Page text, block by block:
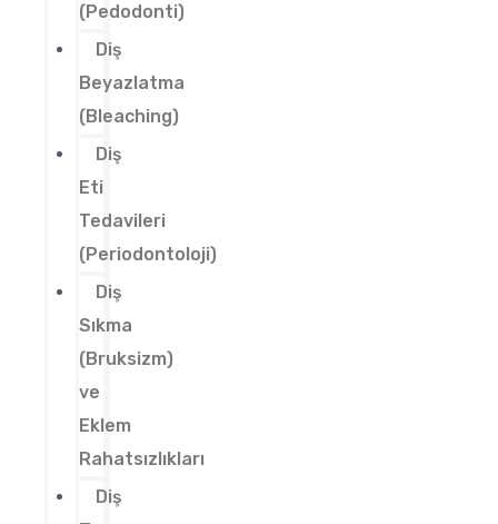
(Pedodonti)
Diş
Beyazlatma
(Bleaching)
Diş
Eti
Tedavileri
(Periodontoloji)
Diş
Sıkma
(Bruksizm)
ve
Eklem
Rahatsızlıkları
Diş